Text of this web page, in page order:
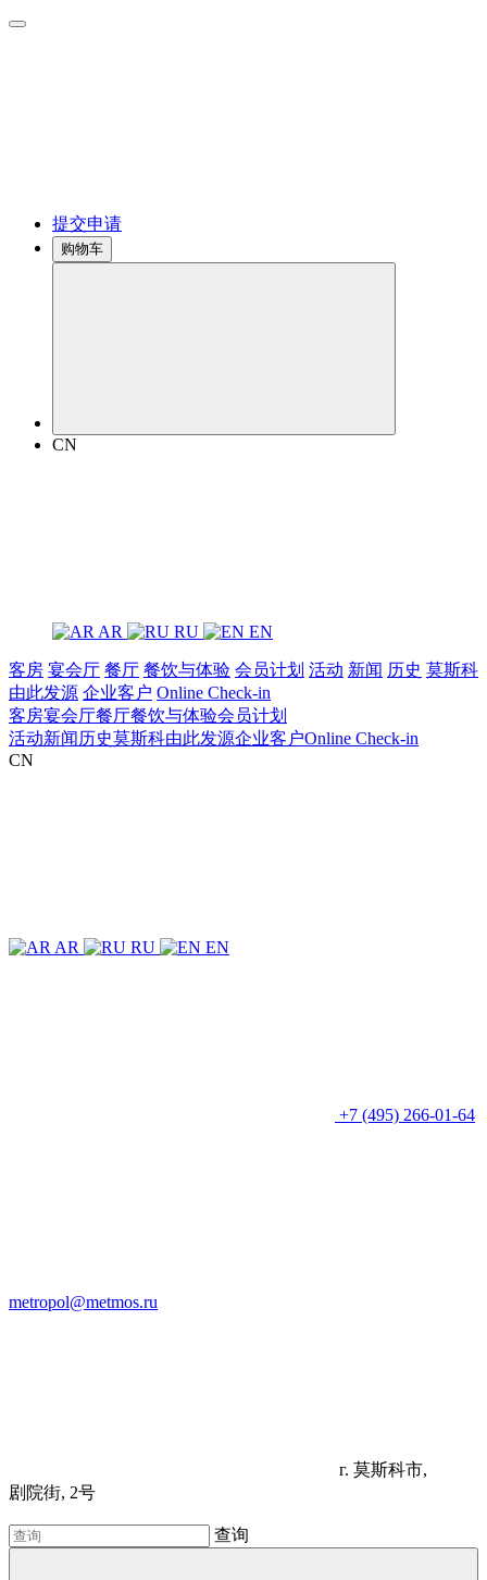
提交申请
购物车
CN
AR RU EN
客房 宴会厅 餐厅 餐饮与体验 ‌会员计划 活动 新闻 历史 莫斯科
由此发源 企业客户 Online Check-in
客房宴会厅餐厅餐饮与体验‌会员计划
活动新闻 历史莫斯科由此发源企业客户Online Check-in
CN
AR RU EN
+7 (495) 266-01-64
metropol@metmos.ru
г. 莫斯科市,
剧院街, 2号
查询